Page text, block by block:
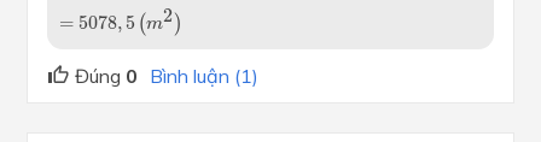
= 5078, 5 (m2)
Đúng 0 Bình luận (1)